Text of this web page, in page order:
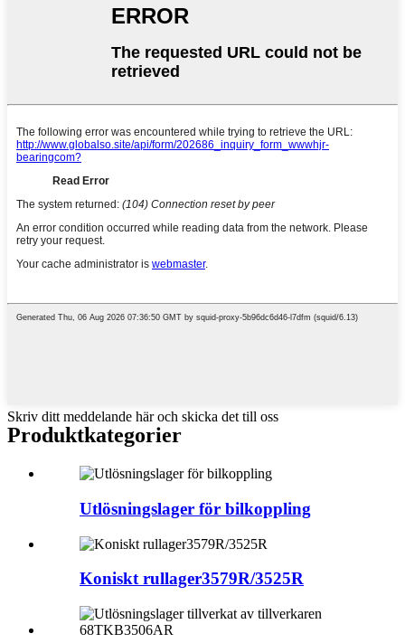
Skriv ditt meddelande här och skicka det till oss
Produktkategorier
Utlösningslager för bilkoppling
Koniskt rullager3579R/3525R